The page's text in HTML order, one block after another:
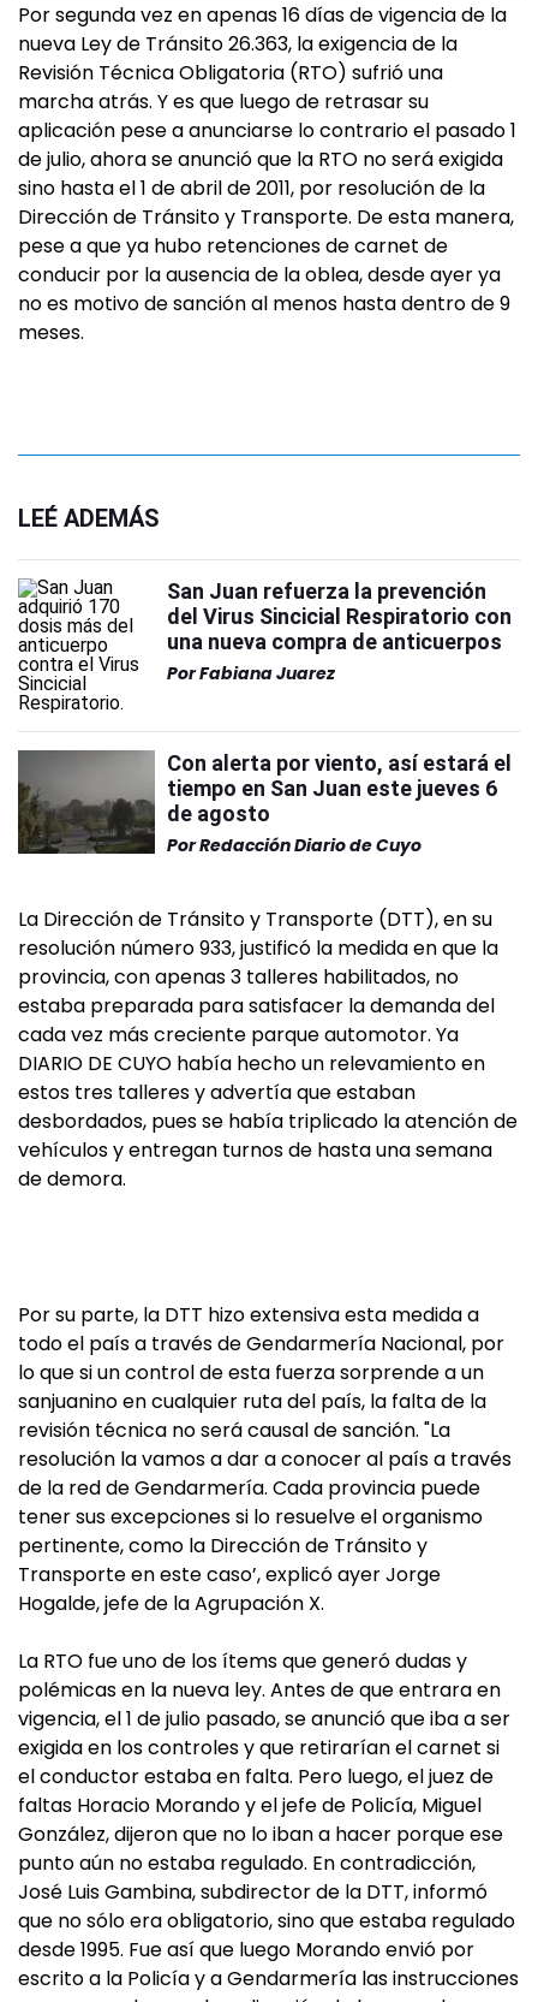
Por segunda vez en apenas 16 días de vigencia de la
nueva Ley de Tránsito 26.363, la exigencia de la
Revisión Técnica Obligatoria (RTO) sufrió una
marcha atrás. Y es que luego de retrasar su
aplicación pese a anunciarse lo contrario el pasado 1
de julio, ahora se anunció que la RTO no será exigida
sino hasta el 1 de abril de 2011, por resolución de la
Dirección de Tránsito y Transporte. De esta manera,
pese a que ya hubo retenciones de carnet de
conducir por la ausencia de la oblea, desde ayer ya
no es motivo de sanción al menos hasta dentro de 9
meses.
LEÉ ADEMÁS
San Juan refuerza la prevención
del Virus Sincicial Respiratorio con
una nueva compra de anticuerpos
PorFabiana Juarez
Con alerta por viento, así estará el
tiempo en San Juan este jueves 6
de agosto
PorRedacción Diario de Cuyo
La Dirección de Tránsito y Transporte (DTT), en su
resolución número 933, justificó la medida en que la
provincia, con apenas 3 talleres habilitados, no
estaba preparada para satisfacer la demanda del
cada vez más creciente parque automotor. Ya
DIARIO DE CUYO había hecho un relevamiento en
estos tres talleres y advertía que estaban
desbordados, pues se había triplicado la atención de
vehículos y entregan turnos de hasta una semana
de demora.
Por su parte, la DTT hizo extensiva esta medida a
todo el país a través de Gendarmería Nacional, por
lo que si un control de esta fuerza sorprende a un
sanjuanino en cualquier ruta del país, la falta de la
revisión técnica no será causal de sanción. "La
resolución la vamos a dar a conocer al país a través
de la red de Gendarmería. Cada provincia puede
tener sus excepciones si lo resuelve el organismo
pertinente, como la Dirección de Tránsito y
Transporte en este caso’, explicó ayer Jorge
Hogalde, jefe de la Agrupación X.
La RTO fue uno de los ítems que generó dudas y
polémicas en la nueva ley. Antes de que entrara en
vigencia, el 1 de julio pasado, se anunció que iba a ser
exigida en los controles y que retirarían el carnet si
el conductor estaba en falta. Pero luego, el juez de
faltas Horacio Morando y el jefe de Policía, Miguel
González, dijeron que no lo iban a hacer porque ese
punto aún no estaba regulado. En contradicción,
José Luis Gambina, subdirector de la DTT, informó
que no sólo era obligatorio, sino que estaba regulado
desde 1995. Fue así que luego Morando envió por
escrito a la Policía y a Gendarmería las instrucciones